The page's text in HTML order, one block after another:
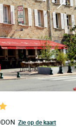
Zie op de kaart